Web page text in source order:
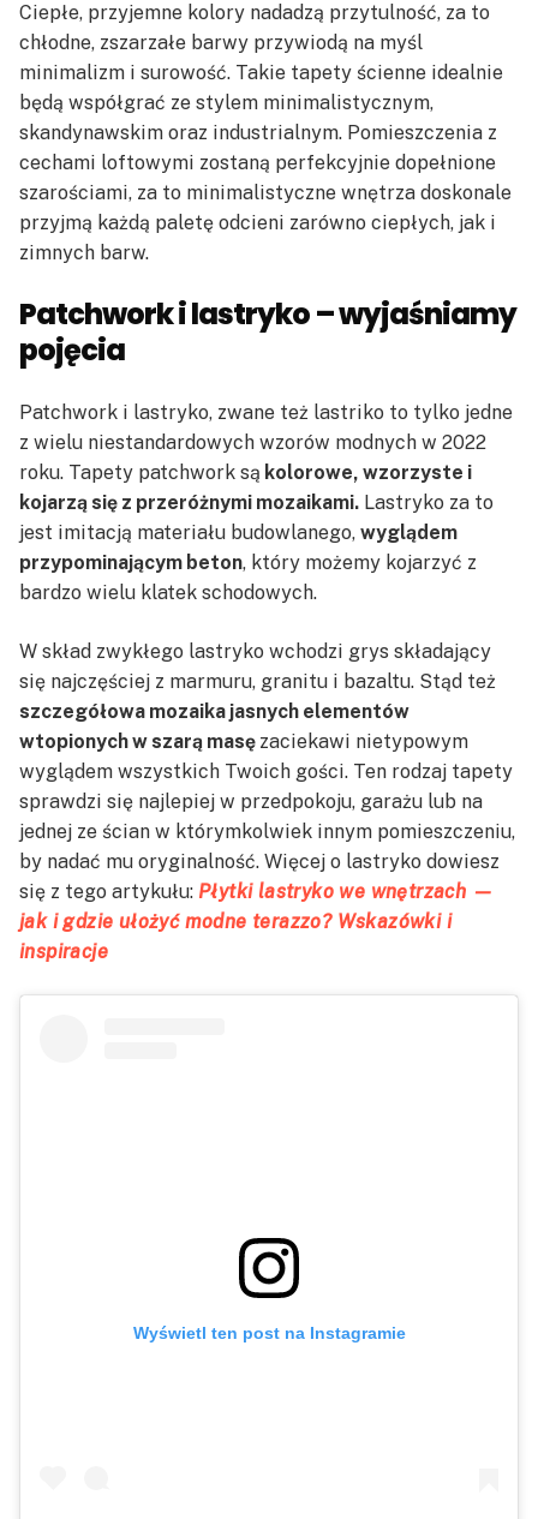
Ciepłe, przyjemne kolory nadadzą przytulność, za to
chłodne, zszarzałe barwy przywiodą na myśl
minimalizm i surowość. Takie tapety ścienne idealnie
będą współgrać ze stylem minimalistycznym,
skandynawskim oraz industrialnym. Pomieszczenia z
cechami loftowymi zostaną perfekcyjnie dopełnione
szarościami, za to minimalistyczne wnętrza doskonale
przyjmą każdą paletę odcieni zarówno ciepłych, jak i
zimnych barw.
Patchwork i lastryko – wyjaśniamy
pojęcia
Patchwork i lastryko, zwane też lastriko to tylko jedne
z wielu niestandardowych wzorów modnych w 2022
roku. Tapety patchwork są kolorowe, wzorzyste i
kojarzą się z przeróżnymi mozaikami. Lastryko za to
jest imitacją materiału budowlanego, wyglądem
przypominającym beton, który możemy kojarzyć z
bardzo wielu klatek schodowych.
W skład zwykłego lastryko wchodzi grys składający
się najczęściej z marmuru, granitu i bazaltu. Stąd też
szczegółowa mozaika jasnych elementów
wtopionych w szarą masę zaciekawi nietypowym
wyglądem wszystkich Twoich gości. Ten rodzaj tapety
sprawdzi się najlepiej w przedpokoju, garażu lub na
jednej ze ścian w którymkolwiek innym pomieszczeniu,
by nadać mu oryginalność. Więcej o lastryko dowiesz
się z tego artykułu: Płytki lastryko we wnętrzach —
jak i gdzie ułożyć modne terazzo? Wskazówki i
inspiracje
Wyświetl ten post na Instagramie